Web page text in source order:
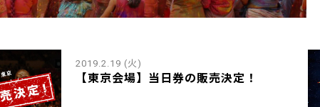
2019.2.19 (火)
【東京会場】当日券の販売決定！